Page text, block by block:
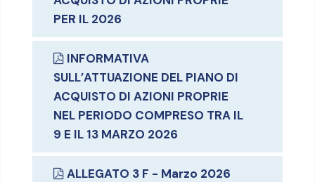
PER IL 2026
INFORMATIVA
SULL’ATTUAZIONE DEL PIANO DI
ACQUISTO DI AZIONI PROPRIE
NEL PERIODO COMPRESO TRA IL
9 E IL 13 MARZO 2026
ALLEGATO 3 F - Marzo 2026